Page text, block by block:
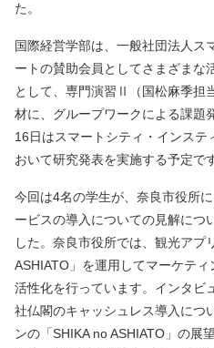
た。
国際経営学部は、一般社団法人ス
ートの賛助会員としてさまざまな
として、専門演習Ⅱ（国松麻季担
材に、グループワークによる課題
16日はスマートシティ・インステ
おいて研究発表を実施する予定で
今回は4名の学生が、奈良市役所
ービスの導入についての見解につ
した。奈良市役所では、観光アプ
ASHIATO」を運用してマーケテ
活性化を行っています。インタビ
社仏閣のキャッシュレス導入につ
ンの「SHIKA no ASHIATO」の展